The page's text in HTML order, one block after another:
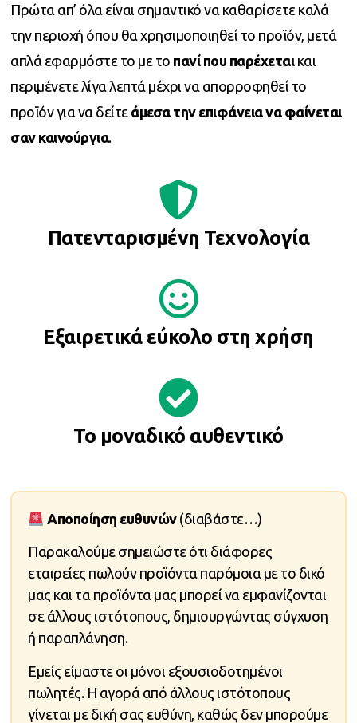
Πρώτα απ’ όλα είναι σημαντικό να καθαρίσετε καλά
την περιοχή όπου θα χρησιμοποιηθεί το προϊόν, μετά
απλά εφαρμόστε το με το πανί που παρέχεταικαι
περιμένετε λίγα λεπτά μέχρι να απορροφηθεί το
προϊόν για να δείτε άμεσα την επιφάνεια να φαίνεται
σαν καινούργια.
Πατενταρισμένη Τεχνολογία
Εξαιρετικά εύκολο στη χρήση
Το μοναδικό αυθεντικό
Αποποίηση ευθυνών(διαβάστε…)
Παρακαλούμε σημειώστε ότι διάφορες
εταιρείες πωλούν προϊόντα παρόμοια με το δικό
μας και τα προϊόντα μας μπορεί να εμφανίζονται
σε άλλους ιστότοπους, δημιουργώντας σύγχυση
ή παραπλάνηση.
Εμείς είμαστε οι μόνοι εξουσιοδοτημένοι
πωλητές. Η αγορά από άλλους ιστότοπους
γίνεται με δική σας ευθύνη, καθώς δεν μπορούμε